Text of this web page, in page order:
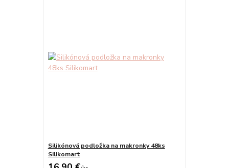
Silikónová podložka na makronky 48ks
Silikomart